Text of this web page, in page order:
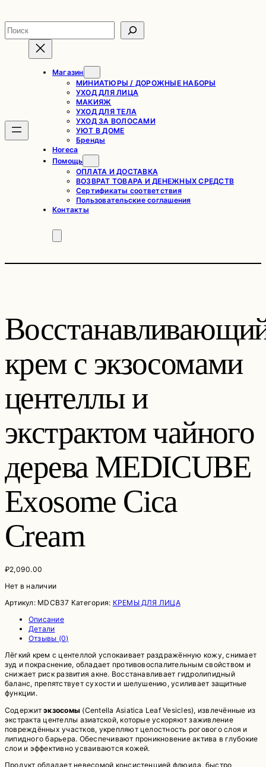
содержимому
Поиск
Магазин
МИНИАТЮРЫ / ДОРОЖНЫЕ НАБОРЫ
УХОД ДЛЯ ЛИЦА
МАКИЯЖ
УХОД ДЛЯ ТЕЛА
УХОД ЗА ВОЛОСАМИ
УЮТ В ДОМЕ
Бренды
Horeca
Помощь
ОПЛАТА И ДОСТАВКА
ВОЗВРАТ ТОВАРА И ДЕНЕЖНЫХ СРЕДСТВ
Сертификаты соответствия
Пользовательские соглашения
Контакты
крем с экзосомами
центеллы и
экстрактом чайного
дерева MEDICUBE
Exosome Cica
Cream
₽2,090.00
Нет в наличии
Артикул: MDCB37 Категория: КРЕМЫ ДЛЯ ЛИЦА
Описание
Детали
Отзывы (0)
Лёгкий крем с центеллой успокаивает раздражённую кожу, снимает
зуд и покраснение, обладает противовоспалительным свойством и
снижает риск развития акне. Восстанавливает гидролипидный
баланс, препятствует сухости и шелушению, усиливает защитные
функции.
Содержитэкзосомы (Centella Asiatica Leaf Vesicles), извлечённые из
экстракта центеллы азиатской, которые ускоряют заживление
повреждённых участков, укрепляют целостность рогового слоя и
липидного барьера. Обеспечивают проникновение актива в глубокие
слои и эффективно усваиваются кожей.
Продукт обладает невесомой консистенцией флюида, быстро